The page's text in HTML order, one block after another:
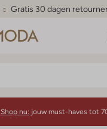
Gratis 30 dagen
Shop nu: jouw must-haves tot